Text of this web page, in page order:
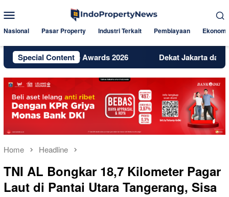
to
Menu
Nasional Pasar Property Industri Terkait Pembiayaan Ekonomi
Special Content
Awards 2026 Dekat Jakarta dan BSD,
Home Headline
TNI AL Bongkar 18,7 Kilometer Pagar
Laut di Pantai Utara Tangerang, Sisa